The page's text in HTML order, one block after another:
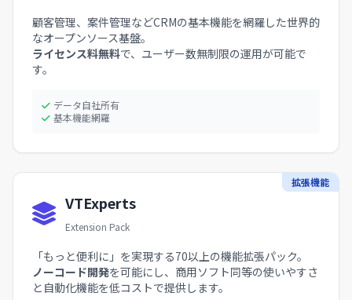
顧客管理、案件管理などCRMの基本機能を網羅した世界的
なオープンソース基盤。
ライセンス料無料で、ユーザー数無制限の運用が可能で
す。
データ自社所有
基本機能網羅
拡張機能
VTExperts
Extension Pack
「もっと便利に」を実現する70以上の機能拡張パック。
ノーコード開発を可能にし、商用ソフト同等の使いやすさ
と自動化機能を低コストで提供します。